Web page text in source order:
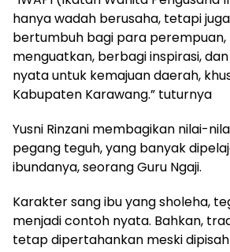
hanya wadah berusaha, tetapi
bertumbuh bagi para
menguatkan, berbagi inspirasi,
nyata untuk kemajuan daerah,
Kabupaten Karawang.” tuturnya
Yusni Rinzani membagikan nilai-
pegang teguh, yang banyak
ibundanya, seorang Guru Ngaji.
Karakter sang ibu yang sholeha,
menjadi contoh nyata. Bahkan,
tetap dipertahankan meski